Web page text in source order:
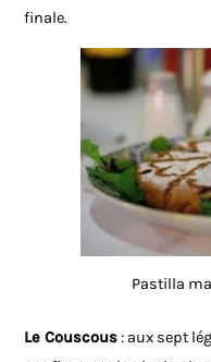
finale.
Pastilla
Le Couscous : aux sept